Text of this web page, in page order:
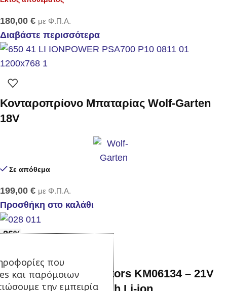
180,00 € με Φ.Π.Α.
Διαβάστε περισσότερα
Κονταροπρίονο Μπαταρίας Wolf-Garten
18V
Σε απόθεμα
199,00 € με Φ.Π.Α.
Προσθήκη στο καλάθι
-26%
Πολυεργαλείο LG Motors KM06134 – 21V
που
και παρόμοιων
την εμπειρία